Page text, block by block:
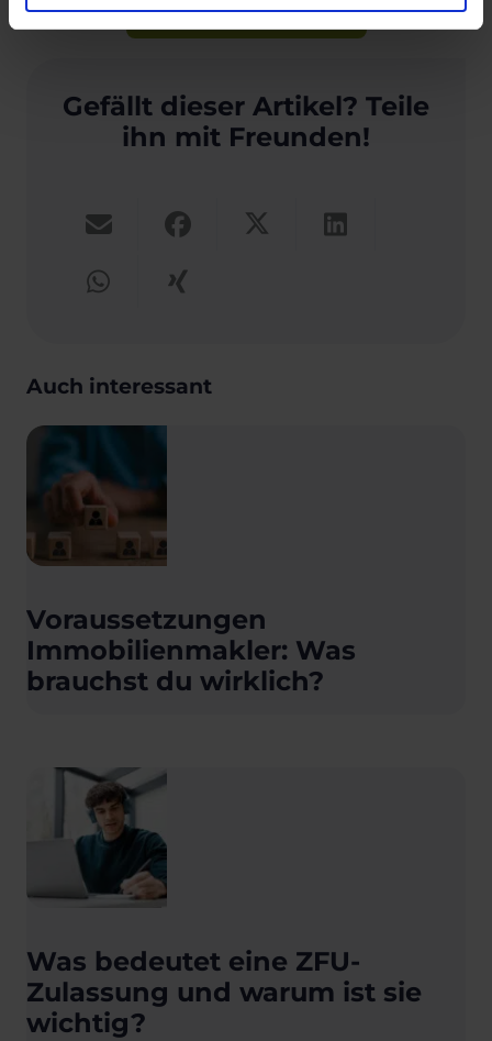
Jetzt Kurs entdecken »
Gefällt dieser Artikel? Teile
ihn mit Freunden!
Auch interessant
Voraussetzungen
Immobilienmakler: Was
brauchst du wirklich?
Was bedeutet eine ZFU-
Zulassung und warum ist sie
wichtig?